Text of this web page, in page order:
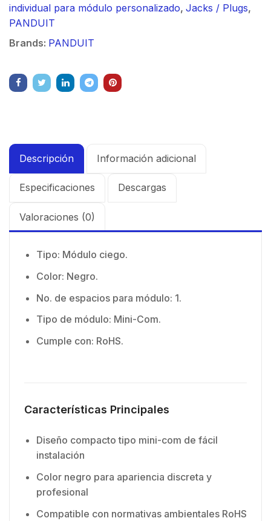
individual para módulo personalizado, Jacks / Plugs,
PANDUIT
Brands: PANDUIT
Descripción Información adicional
Especificaciones Descargas
Valoraciones (0)
Tipo: Módulo ciego.
Color: Negro.
No. de espacios para módulo: 1.
Tipo de módulo: Mini-Com.
Cumple con: RoHS.
Características Principales
Diseño compacto tipo mini-com de fácil
instalación
Color negro para apariencia discreta y
profesional
Compatible con normativas ambientales RoHS